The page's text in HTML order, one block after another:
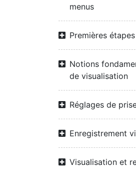
menus
Premières étapes
Notions
de visualisation
Réglages de
Enregistrement
Visualisation et